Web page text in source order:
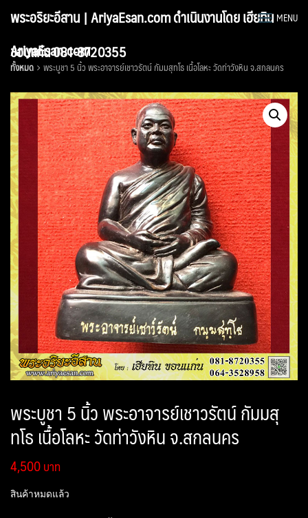
พระอริยะอีสาน | AriyaEsan.com ดำเนินงานโดย เฮียทิน
ขอนแก่น 081-8720355
MENU
AriyaEsan.com
ทั้งหมด พระบูชา 5 นิ้ว พระอาจารย์เชาวรัตน์ กัมมสุทโธ เนื้อโลหะ วัดท่าวังหิน จ.สกลนคร
พระบูชา 5 นิ้ว พระอาจารย์เชาวรัตน์ กัมมสุ
ทโธ เนื้อโลหะ วัดท่าวังหิน จ.สกลนคร
4,500
สินค้าหมดแล้ว